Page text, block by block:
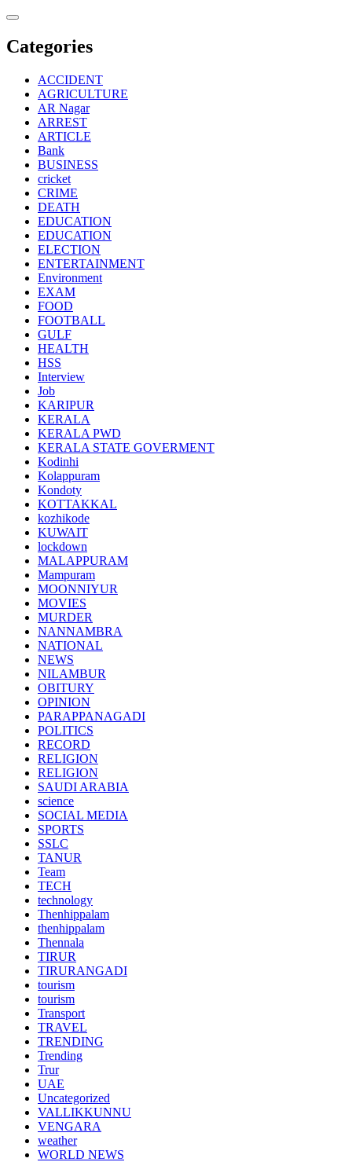
Skip
content
Categories
ACCIDENT
AGRICULTURE
AR Nagar
ARREST
ARTICLE
Bank
BUSINESS
cricket
CRIME
DEATH
EDUCATION
EDUCATION
ELECTION
ENTERTAINMENT
Environment
EXAM
FOOD
FOOTBALL
GULF
HEALTH
HSS
Interview
Job
KARIPUR
KERALA
KERALA PWD
KERALA STATE GOVERMENT
Kodinhi
Kolappuram
Kondoty
KOTTAKKAL
kozhikode
KUWAIT
lockdown
MALAPPURAM
Mampuram
MOONNIYUR
MOVIES
MURDER
NANNAMBRA
NATIONAL
NEWS
NILAMBUR
OBITURY
OPINION
PARAPPANAGADI
POLITICS
RECORD
RELIGION
RELIGION
SAUDI ARABIA
science
SOCIAL MEDIA
SPORTS
SSLC
TANUR
Team
TECH
technology
Thenhippalam
thenhippalam
Thennala
TIRUR
TIRURANGADI
tourism
tourism
Transport
TRAVEL
TRENDING
Trending
Trur
UAE
Uncategorized
VALLIKKUNNU
VENGARA
weather
WORLD NEWS